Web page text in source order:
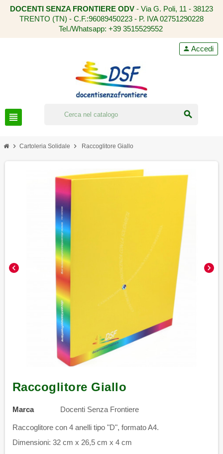
DOCENTI SENZA FRONTIERE ODV - Via G. Poli, 11 - 38123
TRENTO (TN) - C.F.:96089450223 - P. IVA 02751290228
Tel./Whatsapp: +39 3515529552
view_headline search
person Accedi
chevron_right Cartoleria Solidale chevron_right Raccoglitore Giallo
chevron_left chevron_right
Raccoglitore Giallo
Marca Docenti Senza Frontiere
Raccoglitore con 4 anelli tipo "D", formato A4.
Dimensioni: 32 cm x 26,5 cm x 4 cm